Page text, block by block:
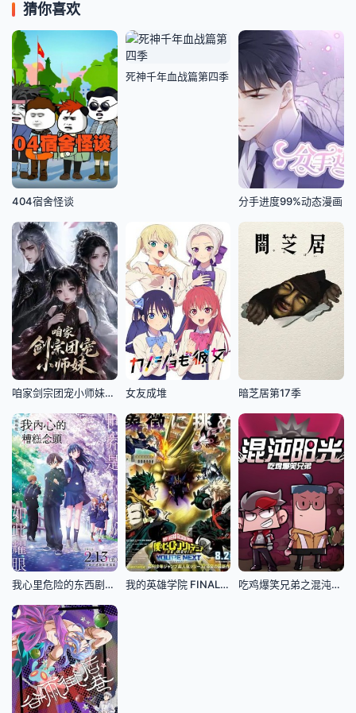
猜你喜欢
404宿舍怪谈
死神千年血战篇第四季
分手进度99%动态漫画
咱家剑宗团宠小师妹第二季 女友成堆 暗芝居第17季
我心里危险的东西剧场版 我的英雄学院 FINAL SEASON 特别篇 吃鸡爆笑兄弟之混沌阳光